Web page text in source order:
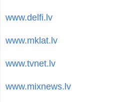
www.delfi.lv
www.mklat.lv
www.tvnet.lv
www.mixnews.lv